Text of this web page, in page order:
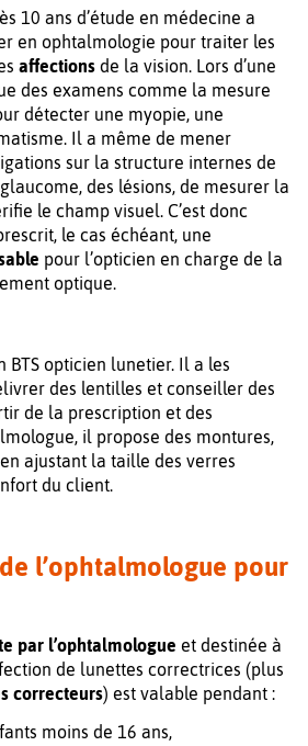
10 ans d’étude en médecine a
en ophtalmologie pour traiter les
affections de la vision. Lors d’une
des examens comme la mesure
détecter une myopie, une
Il a même de mener
sur la structure internes de
des lésions, de mesurer la
le champ visuel. C’est donc
le cas échéant, une
pour l’opticien en charge de la
optique.
BTS opticien lunetier. Il a les
des lentilles et conseiller des
de la prescription et des
il propose des montures,
ajustant la taille des verres
du client.
l’ophtalmologue pour
par l’ophtalmologue et destinée à
de lunettes correctrices (plus
correcteurs) est valable pendant :
moins de 16 ans,